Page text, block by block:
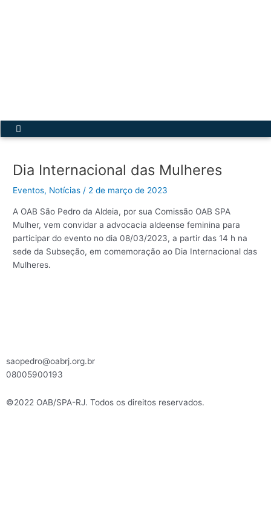
Menu
Dia Internacional das Mulheres
Eventos, Notícias / 2 de março de 2023
A OAB São Pedro da Aldeia, por sua Comissão OAB SPA
Mulher, vem convidar a advocacia aldeense feminina para
participar do evento no dia 08/03/2023, a partir das 14 h na
sede da Subseção, em comemoração ao Dia Internacional das
Mulheres.
saopedro@oabrj.org.br
08005900193
©2022 OAB/SPA-RJ. Todos os direitos reservados.